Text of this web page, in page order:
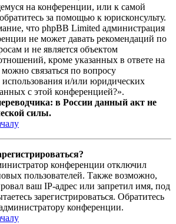
на конференции, или к самой
за помощью к юрисконсульту.
что phpBB Limited администрация
не может давать рекомендаций по
и не является объектом
кроме указанных в ответе на
связаться по вопросу
использования и/или юридических
с этой конференцией?».
в России данный акт не
силы.
конференции отключил
пользователей. Также возможно,
ваш IP-адрес или запретил имя, под
зарегистрироваться. Обратитесь
конференции.